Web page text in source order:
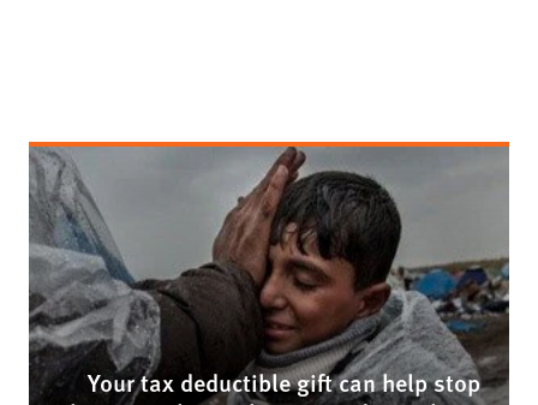
Your tax deductible gift can help stop